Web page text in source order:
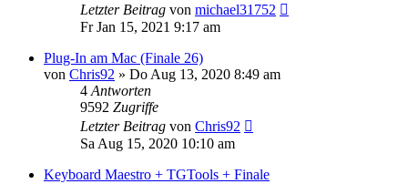
Letzter Beitrag von michael31752
Fr Jan 15, 2021 9:17 am
Plug-In am Mac (Finale 26)
von Chris92 » Do Aug 13, 2020 8:49 am
4 Antworten
9592 Zugriffe
Letzter Beitrag von Chris92
Sa Aug 15, 2020 10:10 am
Keyboard Maestro + TGTools + Finale